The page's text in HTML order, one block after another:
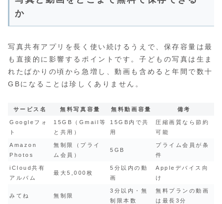
か
写真共有アプリを長く使い続けるうえで、保存容量は最
も直接的に影響するポイントです。子どもの写真は生ま
れたばかりの頃から急増し、動画も含めると年間で数十
GBになることは珍しくありません。
サービス名 無料写真容量 無料動画容量 備考
Googleフォ
ト
15GB（Gmail等
と共用）
15GB内で共
用
圧縮画質なら節約
可能
Amazon
Photos
無制限（プライ
ム会員）
5GB
プライム会員が条
件
iCloud共有
アルバム
最大5,000枚
5分以内の動
画
Appleデバイス向
け
みてね 無制限
3分以内・無
制限本数
無料プランの動画
は最長3分